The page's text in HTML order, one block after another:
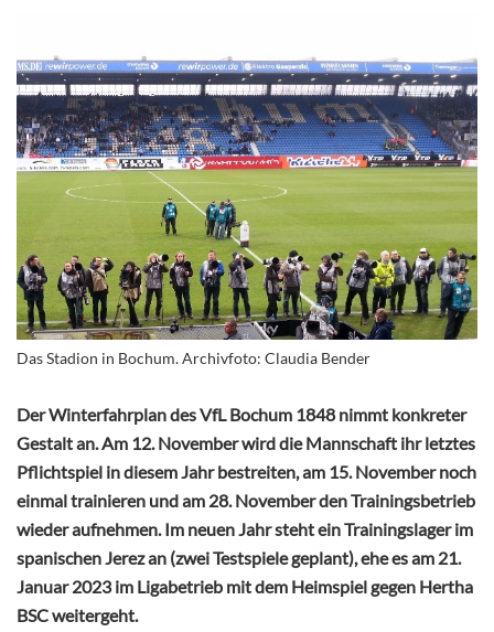
Das Stadion in Bochum. Archivfoto: Claudia Bender
Der Winterfahrplan des VfL Bochum 1848 nimmt konkreter
Gestalt an. Am 12. November wird die Mannschaft ihr letztes
Pflichtspiel in diesem Jahr bestreiten, am 15. November noch
einmal trainieren und am 28. November den Trainingsbetrieb
wieder aufnehmen. Im neuen Jahr steht ein Trainingslager im
spanischen Jerez an (zwei Testspiele geplant), ehe es am 21.
Januar 2023 im Ligabetrieb mit dem Heimspiel gegen Hertha
BSC weitergeht.